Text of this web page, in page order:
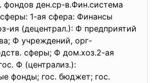
фондов ден.ср-в.Фин.система
1-ая сфера: Финансы
ия (децентрал.): Ф предприятий
Ф учреждений, орг-
сферы; Ф дом.хоз.2-ая
Ф (централиз.):
фонды; гос. бюджет; гос.